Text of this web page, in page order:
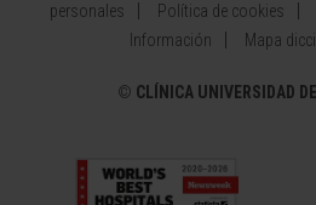
personales
Política de cookies
Información
Mapa
© CLÍNICA UNIVERSIDAD